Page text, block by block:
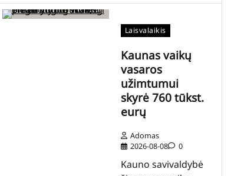
Laisvalaikis
Kaunas vaikų
vasaros
užimtumui
skyrė 760 tūkst.
eurų
Adomas
2026-08-08
0
Kauno savivaldybė